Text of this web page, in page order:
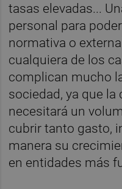
tasas elevadas...
personal para
normativa o
cualquiera de los
complican mucho
sociedad, ya que
necesitará un
cubrir tanto gasto,
manera su
en entidades más